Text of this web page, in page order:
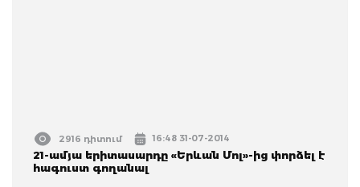
2916 դիտում 16:48 31-07-2014
21-ամյա երիտասարդը «Երևան Մոլ»-ից փորձել է
հագուստ գողանալ